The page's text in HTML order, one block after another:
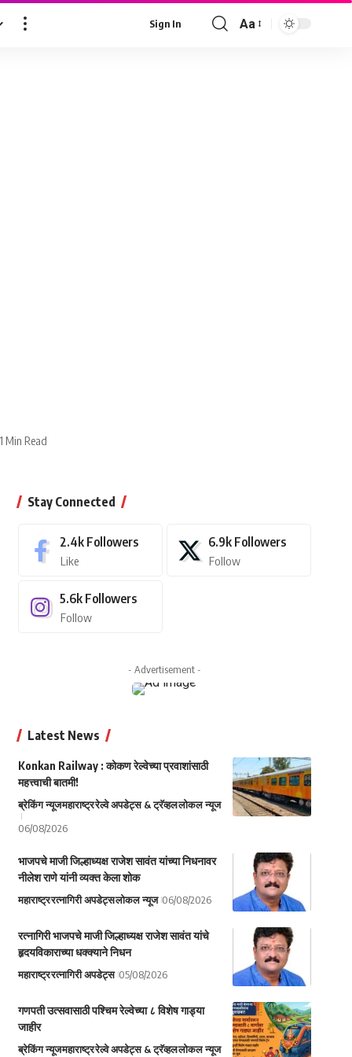
Sign In
Font
Aa
1 Min Read
Stay Connected
2.4k Followers
Like
6.9k Followers
Follow
5.6k Followers
Follow
- Advertisement -
Latest News
Konkan Railway : कोकण रेल्वेच्या प्रवाशांसाठी
महत्त्वाची बातमी!
ब्रेकिंग न्यूजमहाराष्ट्ररेल्वे अपडेट्स & ट्रॅव्हललोकल न्यूज
06/08/2026
भाजपचे माजी जिल्हाध्यक्ष राजेश सावंत यांच्या निधनावर
नीलेश राणे यांनी व्यक्त केला शोक
महाराष्ट्ररत्नागिरी अपडेट्सलोकल न्यूज 06/08/2026
रत्नागिरी भाजपचे माजी जिल्हाध्यक्ष राजेश सावंत यांचे
हृदयविकाराच्या धक्क्याने निधन
महाराष्ट्ररत्नागिरी अपडेट्स 05/08/2026
गणपती उत्सवासाठी पश्चिम रेल्वेच्या ८ विशेष गाड्या
जाहीर
ब्रेकिंग न्यूजमहाराष्ट्ररेल्वे अपडेट्स & ट्रॅव्हललोकल न्यूज